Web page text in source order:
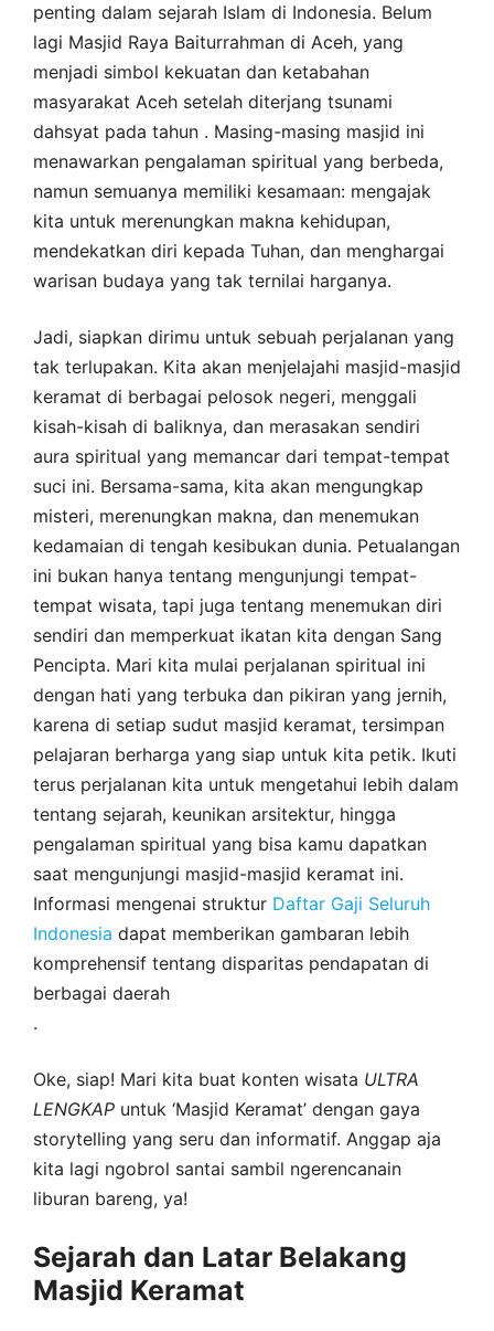
penting dalam sejarah Islam di Indonesia. Belum
lagi Masjid Raya Baiturrahman di Aceh, yang
menjadi simbol kekuatan dan ketabahan
masyarakat Aceh setelah diterjang tsunami
dahsyat pada tahun . Masing-masing masjid ini
menawarkan pengalaman spiritual yang berbeda,
namun semuanya memiliki kesamaan: mengajak
kita untuk merenungkan makna kehidupan,
mendekatkan diri kepada Tuhan, dan menghargai
warisan budaya yang tak ternilai harganya.
Jadi, siapkan dirimu untuk sebuah perjalanan yang
tak terlupakan. Kita akan menjelajahi masjid-masjid
keramat di berbagai pelosok negeri, menggali
kisah-kisah di baliknya, dan merasakan sendiri
aura spiritual yang memancar dari tempat-tempat
suci ini. Bersama-sama, kita akan mengungkap
misteri, merenungkan makna, dan menemukan
kedamaian di tengah kesibukan dunia. Petualangan
ini bukan hanya tentang mengunjungi tempat-
tempat wisata, tapi juga tentang menemukan diri
sendiri dan memperkuat ikatan kita dengan Sang
Pencipta. Mari kita mulai perjalanan spiritual ini
dengan hati yang terbuka dan pikiran yang jernih,
karena di setiap sudut masjid keramat, tersimpan
pelajaran berharga yang siap untuk kita petik. Ikuti
terus perjalanan kita untuk mengetahui lebih dalam
tentang sejarah, keunikan arsitektur, hingga
pengalaman spiritual yang bisa kamu dapatkan
saat mengunjungi masjid-masjid keramat ini.
Informasi mengenai struktur Daftar Gaji Seluruh
Indonesia dapat memberikan gambaran lebih
komprehensif tentang disparitas pendapatan di
berbagai daerah
.
Oke, siap! Mari kita buat konten wisata ULTRA
LENGKAP untuk ‘Masjid Keramat’ dengan gaya
storytelling yang seru dan informatif. Anggap aja
kita lagi ngobrol santai sambil ngerencanain
liburan bareng, ya!
Sejarah dan Latar Belakang
Masjid Keramat